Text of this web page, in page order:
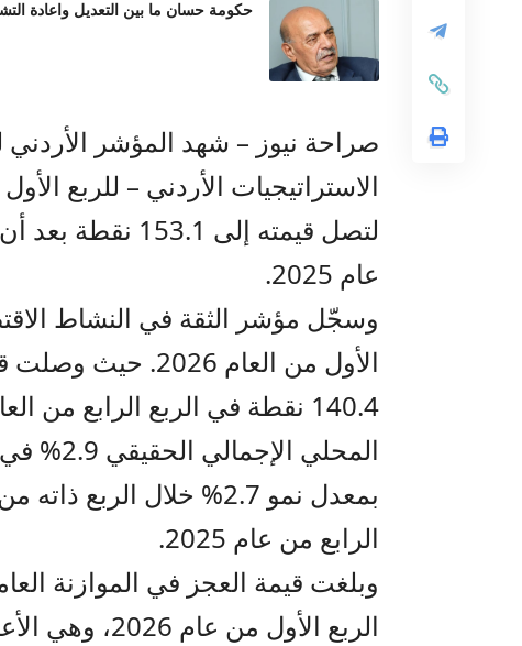
حكومة حسان ما بين التعديل واعادة
صراحة نيوز – شهد المؤشر
عام 2025.
الرابع من عام 2025.